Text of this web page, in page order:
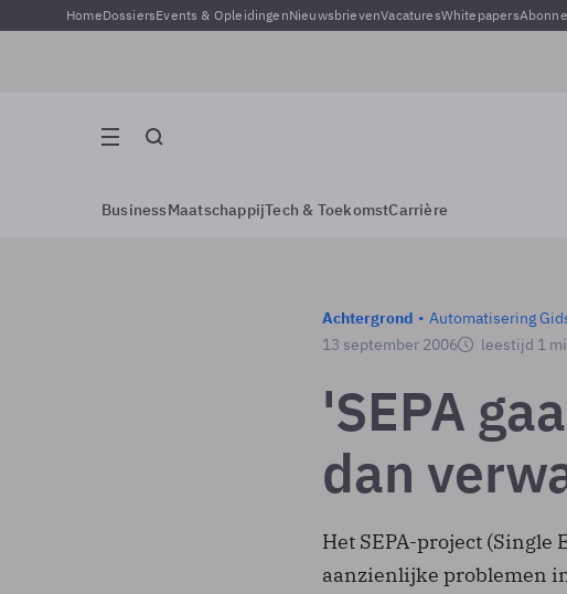
HomeDossiersEvents & OpleidingenNieuwsbrievenVacaturesWhitepapers
BusinessMaatschappijTech & ToekomstCarrière
Achtergrond Automatisering
13 september 2006 leestijd 1
'SEPA
dan
Het SEPA-project (Single
aanzienlijke problemen